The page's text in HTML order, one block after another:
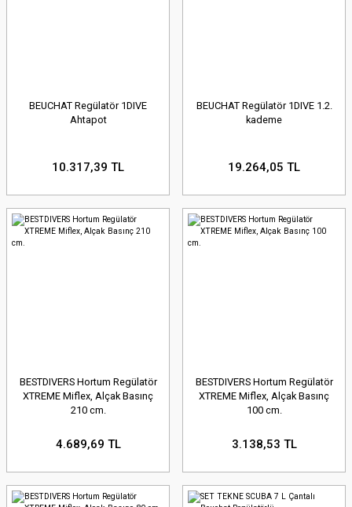
BEUCHAT Regülatör 1DIVE
Ahtapot
10.317,39 TL
BEUCHAT Regülatör 1DIVE 1.2.
kademe
19.264,05 TL
BESTDIVERS Hortum Regülatör
XTREME Miflex, Alçak Basınç
210 cm.
4.689,69 TL
BESTDIVERS Hortum Regülatör
XTREME Miflex, Alçak Basınç
100 cm.
3.138,53 TL